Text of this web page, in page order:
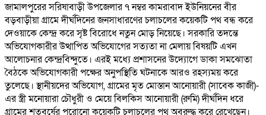
জামালপুরের সরিষাবাড়ী উপজেলার ৭ নম্বর কামরাবাদ ইউনিয়নের বীর
বড়বাড়ীয়া গ্রামে দীর্ঘদিনের জনসাধারণের চলাচলের কয়েকটি পথ বন্ধ করে
দেওয়াকে কেন্দ্র করে সৃষ্ট বিরোধে নতুন মোড় নিয়েছে। সরকারি তদন্তে
অভিযোগকারীর উত্থাপিত অভিযোগের সত্যতা না মেলায় বিষয়টি এখন
আলোচনার কেন্দ্রবিন্দুতে। এরই মধ্যে প্রশাসনের উদ্যোগে ডাকা সমঝোতা
বৈঠকে অভিযোগকারী পক্ষের অনুপস্থিতি ঘটনাকে আরও রহস্যময় করে
তুলেছে। স্থানীয়দের অভিযোগ, গ্রামের মৃত মোস্তান আনোয়ারী (সাবেক কাজী)-
এর স্ত্রী মনোয়ারা চৌধুরী ও মেয়ে বিলকিস আনোয়ারী (রুমি) দীর্ঘদিন ধরে
গ্রামের শতবর্ষের পুরোনো কয়েকটি চলাচলের পথ অবরুদ্ধ করে রেখেছেন।